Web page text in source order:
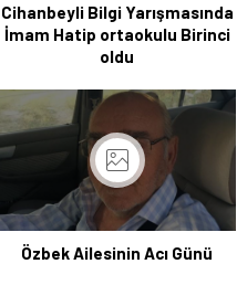
Cihanbeyli Bilgi Yarışmasında
İmam Hatip ortaokulu Birinci
oldu
Özbek Ailesinin Acı Günü